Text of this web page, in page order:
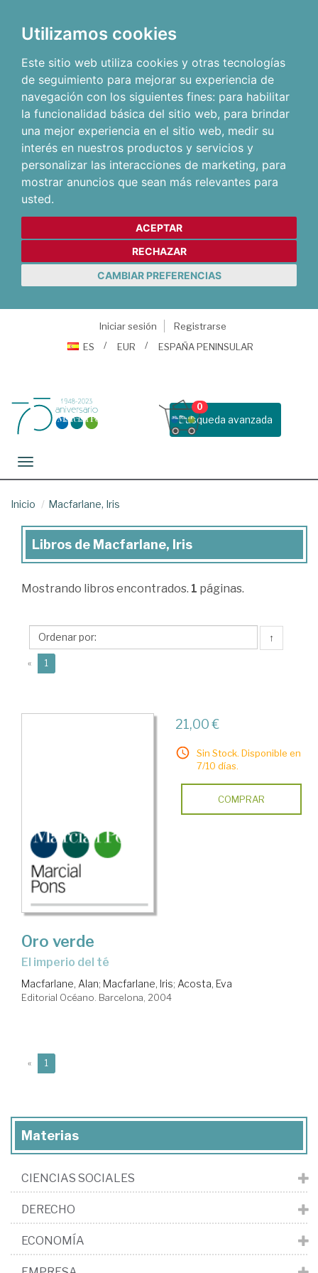
Utilizamos cookies
Este sitio web utiliza cookies y otras tecnologías
de seguimiento para mejorar su experiencia de
navegación con los siguientes fines: para habilitar
la funcionalidad básica del sitio web, para brindar
una mejor experiencia en el sitio web, medir su
interés en nuestros productos y servicios y
personalizar las interacciones de marketing, para
mostrar anuncios que sean más relevantes para
usted.
ACEPTAR
RECHAZAR
CAMBIAR PREFERENCIAS
Iniciar sesión
Registrarse
ES
EUR ESPAÑA PENINSULAR
Busqueda avanzada
0
Toggle navigation
Inicio Macfarlane, Iris
Libros
Macfarlane,
Libros de Macfarlane, Iris
Mostrando libros encontrados. 1 páginas.
↑
« 1
21,00 €
Sin Stock. Disponible en
7/10 días.
COMPRAR
Oro verde
el imperio del té
Macfarlane, Alan; Macfarlane, Iris; Acosta, Eva
Editorial Océano. Barcelona, 2004
« 1
Materias
CIENCIAS SOCIALES
DERECHO
ECONOMÍA